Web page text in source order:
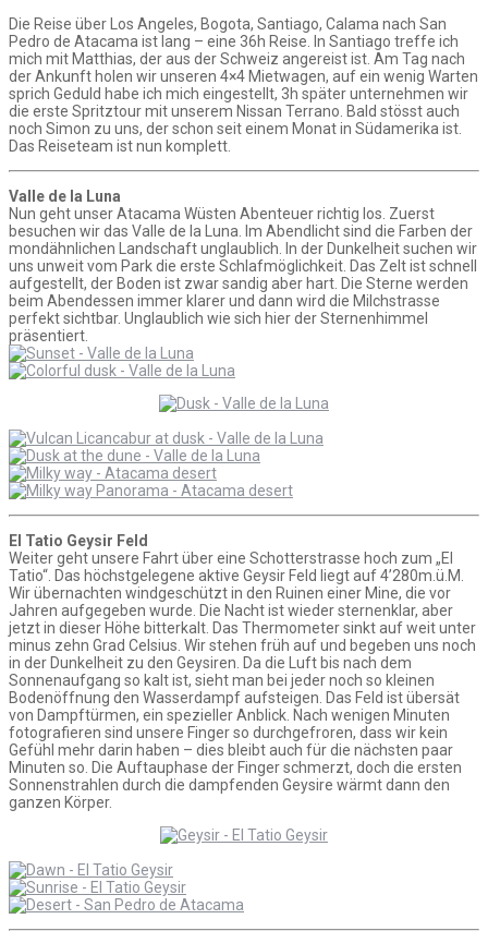
Die Reise über Los Angeles, Bogota, Santiago, Calama nach San
Pedro de Atacama ist lang – eine 36h Reise. In Santiago treffe ich
mich mit Matthias, der aus der Schweiz angereist ist. Am Tag nach
der Ankunft holen wir unseren 4×4 Mietwagen, auf ein wenig Warten
sprich Geduld habe ich mich eingestellt, 3h später unternehmen wir
die erste Spritztour mit unserem Nissan Terrano. Bald stösst auch
noch Simon zu uns, der schon seit einem Monat in Südamerika ist.
Das Reiseteam ist nun komplett.
Valle de la Luna
Nun geht unser Atacama Wüsten Abenteuer richtig los. Zuerst
besuchen wir das Valle de la Luna. Im Abendlicht sind die Farben der
mondähnlichen Landschaft unglaublich. In der Dunkelheit suchen wir
uns unweit vom Park die erste Schlafmöglichkeit. Das Zelt ist schnell
aufgestellt, der Boden ist zwar sandig aber hart. Die Sterne werden
beim Abendessen immer klarer und dann wird die Milchstrasse
perfekt sichtbar. Unglaublich wie sich hier der Sternenhimmel
präsentiert.
El Tatio Geysir Feld
Weiter geht unsere Fahrt über eine Schotterstrasse hoch zum „El
Tatio“. Das höchstgelegene aktive Geysir Feld liegt auf 4’280m.ü.M.
Wir übernachten windgeschützt in den Ruinen einer Mine, die vor
Jahren aufgegeben wurde. Die Nacht ist wieder sternenklar, aber
jetzt in dieser Höhe bitterkalt. Das Thermometer sinkt auf weit unter
minus zehn Grad Celsius. Wir stehen früh auf und begeben uns noch
in der Dunkelheit zu den Geysiren. Da die Luft bis nach dem
Sonnenaufgang so kalt ist, sieht man bei jeder noch so kleinen
Bodenöffnung den Wasserdampf aufsteigen. Das Feld ist übersät
von Dampftürmen, ein spezieller Anblick. Nach wenigen Minuten
fotografieren sind unsere Finger so durchgefroren, dass wir kein
Gefühl mehr darin haben – dies bleibt auch für die nächsten paar
Minuten so. Die Auftauphase der Finger schmerzt, doch die ersten
Sonnenstrahlen durch die dampfenden Geysire wärmt dann den
ganzen Körper.